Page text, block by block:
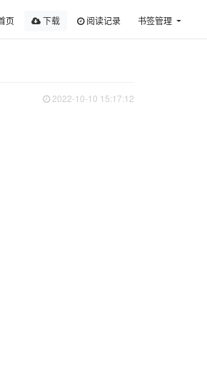
页 下载 阅读记录 书签管理
2022-10-10 15:17:12